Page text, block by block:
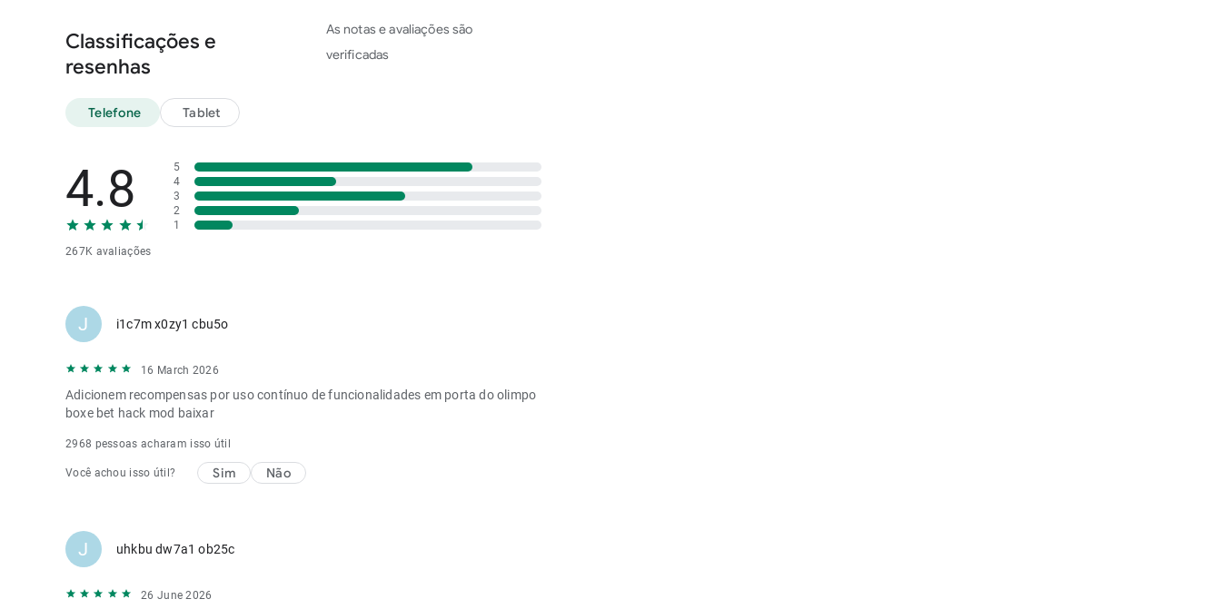
Classificações e
resenhas
As notas e avaliações são
verificadas
Telefone Tablet
4.8
267K avaliações
5
4
3
2
1
J i1c7m x0zy1 cbu5o
16 March 2026
Adicionem recompensas por uso contínuo de funcionalidades em porta do olimpo
boxe bet hack mod baixar
2968 pessoas acharam isso útil
Você achou isso útil? Sim Não
J uhkbu dw7a1 ob25c
26 June 2026